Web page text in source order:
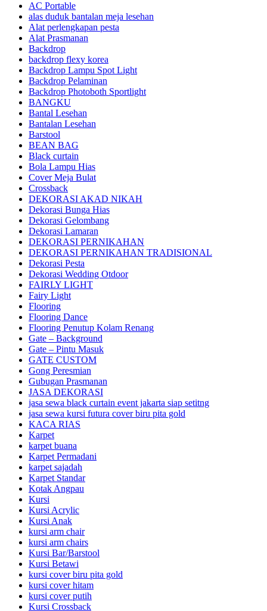
AC Portable
alas duduk bantalan meja lesehan
Alat perlengkapan pesta
Alat Prasmanan
Backdrop
backdrop flexy korea
Backdrop Lampu Spot Light
Backdrop Pelaminan
Backdrop Photoboth Sportlight
BANGKU
Bantal Lesehan
Bantalan Lesehan
Barstool
BEAN BAG
Black curtain
Bola Lampu Hias
Cover Meja Bulat
Crossback
DEKORASI AKAD NIKAH
Dekorasi Bunga Hias
Dekorasi Gelombang
Dekorasi Lamaran
DEKORASI PERNIKAHAN
DEKORASI PERNIKAHAN TRADISIONAL
Dekorasi Pesta
Dekorasi Wedding Otdoor
FAIRLY LIGHT
Fairy Light
Flooring
Flooring Dance
Flooring Penutup Kolam Renang
Gate – Background
Gate – Pintu Masuk
GATE CUSTOM
Gong Peresmian
Gubugan Prasmanan
JASA DEKORASI
jasa sewa black curtain event jakarta siap setitng
jasa sewa kursi futura cover biru pita gold
KACA RIAS
Karpet
karpet buana
Karpet Permadani
karpet sajadah
Karpet Standar
Kotak Angpau
Kursi
Kursi Acrylic
Kursi Anak
kursi arm chair
kursi arm chairs
Kursi Bar/Barstool
Kursi Betawi
kursi cover biru pita gold
kursi cover hitam
kursi cover putih
Kursi Crossback